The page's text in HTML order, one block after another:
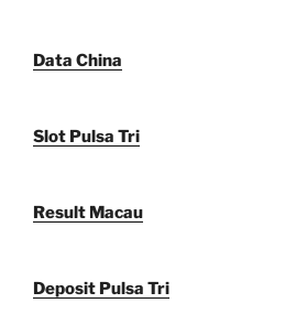
Data China
Slot Pulsa Tri
Result Macau
Deposit Pulsa Tri